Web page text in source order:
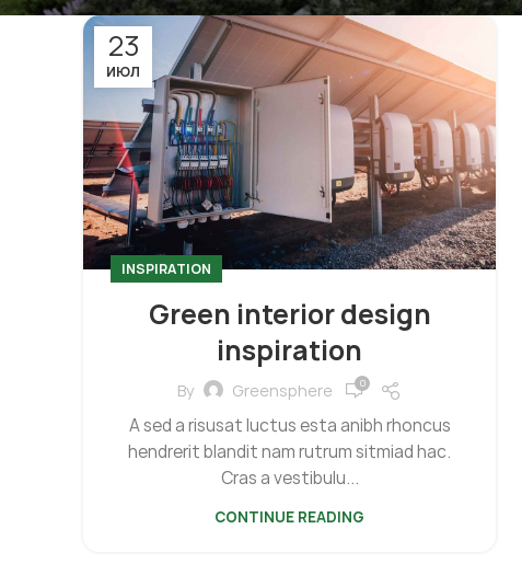
23
ИЮЛ
INSPIRATION
Green interior design
inspiration
By Greensphere 0
A sed a risusat luctus esta anibh rhoncus
hendrerit blandit nam rutrum sitmiad hac.
Cras a vestibulu...
CONTINUE READING